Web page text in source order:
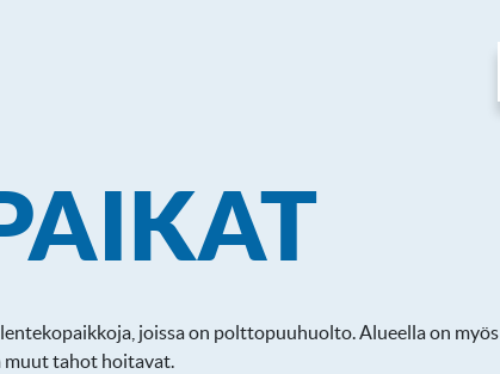
joissa on polttopuuhuolto. Alueella on myös
muut tahot hoitavat.